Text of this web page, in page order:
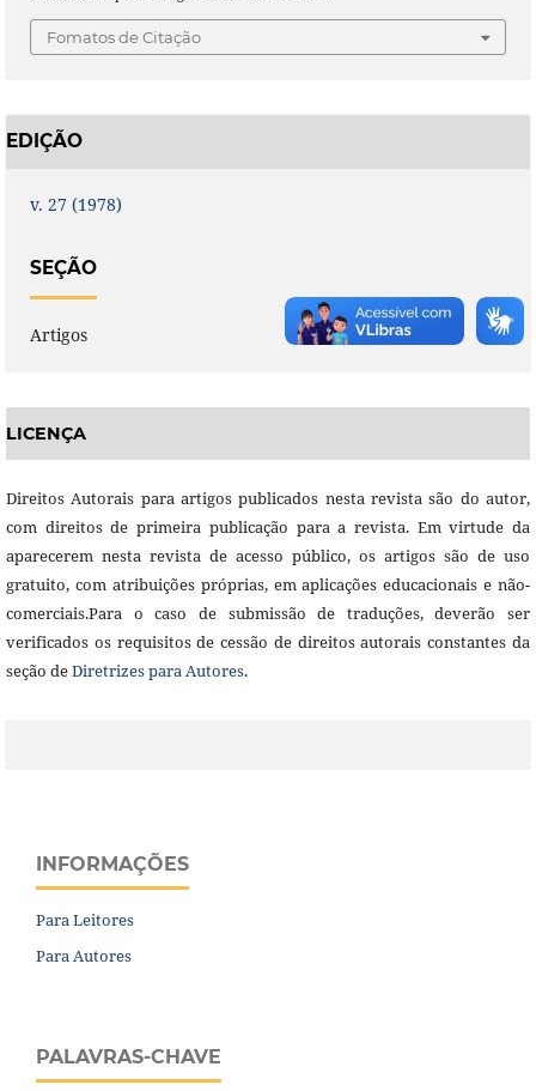
Fomatos de Citação
EDIÇÃO
v. 27 (1978)
SEÇÃO
Artigos
LICENÇA
Direitos Autorais para artigos publicados nesta revista são do autor,
com direitos de primeira publicação para a revista. Em virtude da
aparecerem nesta revista de acesso público, os artigos são de uso
gratuito, com atribuições próprias, em aplicações educacionais e não-
comerciais.Para o caso de submissão de traduções, deverão ser
verificados os requisitos de cessão de direitos autorais constantes da
seção deDiretrizes para Autores.
INFORMAÇÕES
Para Leitores
Para Autores
PALAVRAS-CHAVE